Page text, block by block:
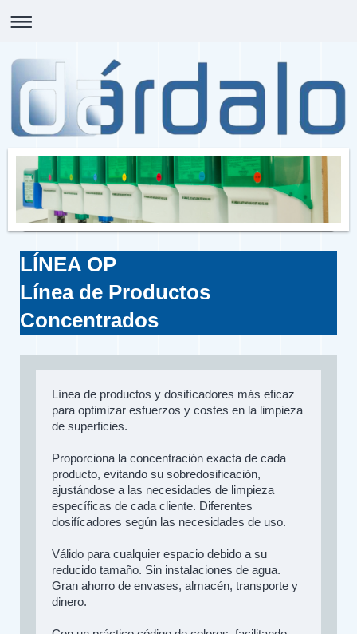
LÍNEA OP
Línea de Productos
Concentrados
Línea de productos y dosifícadores más eficaz
para optimizar esfuerzos y costes en la limpieza
de superficies.
Proporciona la concentración exacta de cada
producto, evitando su sobredosificación,
ajustándose a las necesidades de limpieza
específicas de cada cliente. Diferentes
dosifícadores según las necesidades de uso.
Válido para cualquier espacio debido a su
reducido tamaño. Sin instalaciones de agua.
Gran ahorro de envases, almacén, transporte y
dinero.